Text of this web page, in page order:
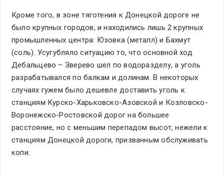
Кроме того, в зоне тяготения к Донецкой дороге не
было крупных городов, и находились лишь 2 крупных
промышленных центра: Юзовка (металл) и Бахмут
(соль). Усугубляло ситуацию то, что основной ход
Дебальцево – Зверево шел по водоразделу, а уголь
разрабатывался по балкам и долинам. В некоторых
случаях гужем было дешевле доставить уголь к
станциям Курско-Харьковско-Азовской и Козловско-
Воронежско-Ростовской дорог на большее
расстояние, но с меньшим перепадом высот, нежели к
станциям Донецкой дороги, призванным обслуживать
копи.